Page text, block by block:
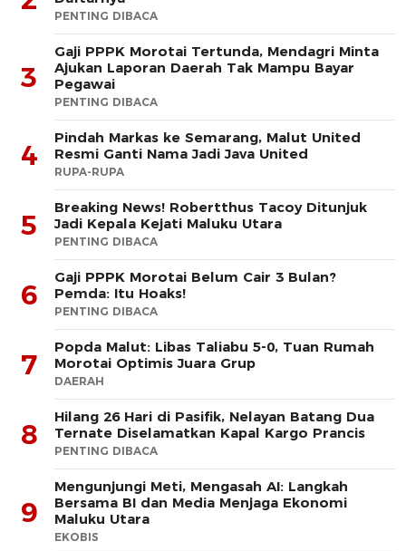
PENTING DIBACA
3
Gaji PPPK Morotai Tertunda, Mendagri Minta
Ajukan Laporan Daerah Tak Mampu Bayar
Pegawai
PENTING DIBACA
4
Pindah Markas ke Semarang, Malut United
Resmi Ganti Nama Jadi Java United
RUPA-RUPA
5
Breaking News! Robertthus Tacoy Ditunjuk
Jadi Kepala Kejati Maluku Utara
PENTING DIBACA
6
Gaji PPPK Morotai Belum Cair 3 Bulan?
Pemda: Itu Hoaks!
PENTING DIBACA
7
Popda Malut: Libas Taliabu 5-0, Tuan Rumah
Morotai Optimis Juara Grup
DAERAH
8
Hilang 26 Hari di Pasifik, Nelayan Batang Dua
Ternate Diselamatkan Kapal Kargo Prancis
PENTING DIBACA
9
Mengunjungi Meti, Mengasah AI: Langkah
Bersama BI dan Media Menjaga Ekonomi
Maluku Utara
EKOBIS